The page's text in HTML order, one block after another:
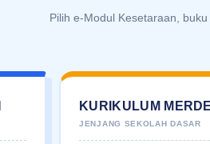
Pilih e-Modul Kesetaraan,
KURIKULUM